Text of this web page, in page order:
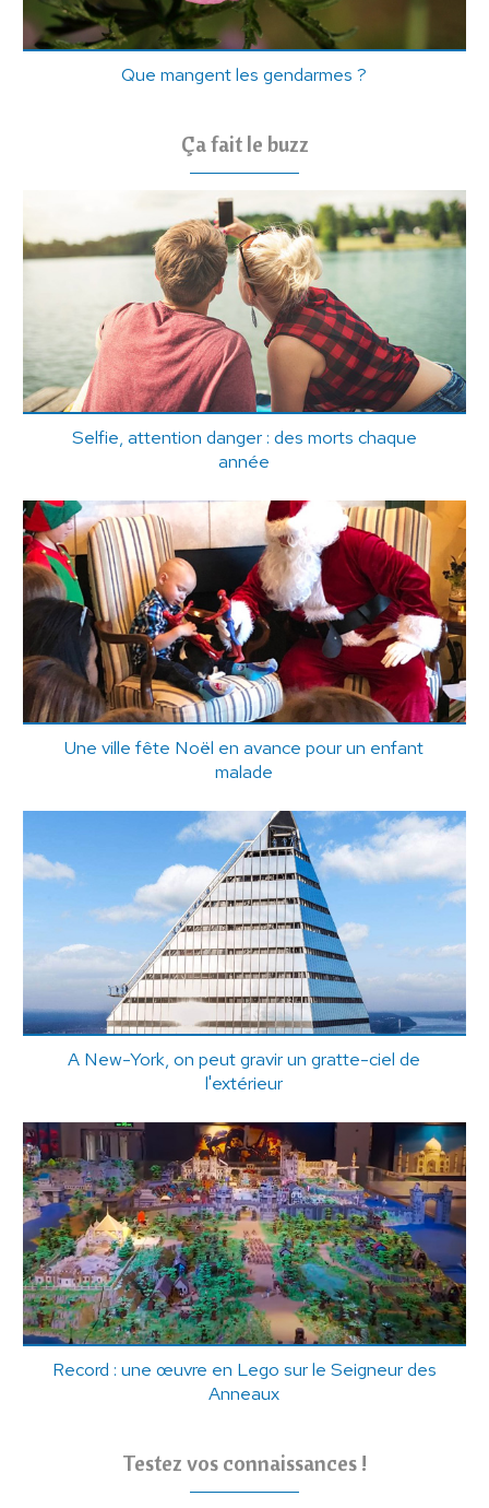
Que mangent les gendarmes ?
Ça fait le buzz
Selfie, attention danger : des morts chaque
année
Une ville fête Noël en avance pour un enfant
malade
A New-York, on peut gravir un gratte-ciel de
l'extérieur
Record : une œuvre en Lego sur le Seigneur des
Anneaux
Testez vos connaissances !